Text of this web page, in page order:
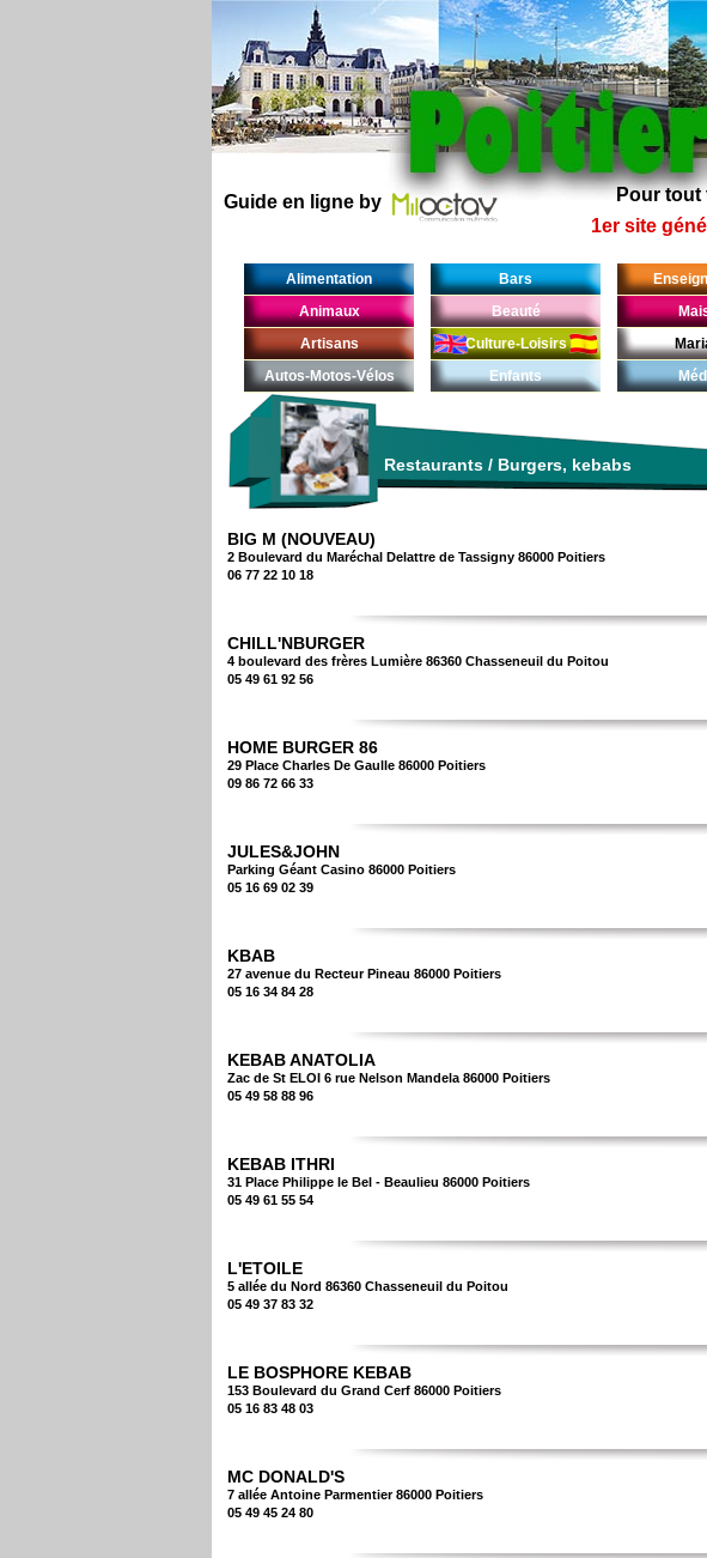
Pour tout
1er site
Guide en ligne by
Alimentation
Animaux
Artisans
Autos-Motos-Vélos
Bars
Beauté
Culture-Loisirs
Enfants
Restaurants / Burgers, kebabs
BIG M (NOUVEAU)
2 Boulevard du Maréchal Delattre de Tassigny 86000 Poitiers
06 77 22 10 18
CHILL'NBURGER
4 boulevard des frères Lumière 86360 Chasseneuil du Poitou
05 49 61 92 56
HOME BURGER 86
29 Place Charles De Gaulle 86000 Poitiers
09 86 72 66 33
JULES&JOHN
Parking Géant Casino 86000 Poitiers
05 16 69 02 39
KBAB
27 avenue du Recteur Pineau 86000 Poitiers
05 16 34 84 28
KEBAB ANATOLIA
Zac de St ELOI 6 rue Nelson Mandela 86000 Poitiers
05 49 58 88 96
KEBAB ITHRI
31 Place Philippe le Bel - Beaulieu 86000 Poitiers
05 49 61 55 54
L'ETOILE
5 allée du Nord 86360 Chasseneuil du Poitou
05 49 37 83 32
LE BOSPHORE KEBAB
153 Boulevard du Grand Cerf 86000 Poitiers
05 16 83 48 03
MC DONALD'S
7 allée Antoine Parmentier 86000 Poitiers
05 49 45 24 80